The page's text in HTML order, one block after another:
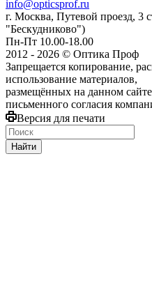
info@opticsprof.ru
г. Москва, Путевой проезд,
"Бескудниково")
Пн-Пт 10.00-18.00
2012 - 2026 © Оптика Проф
Запрещается копирование,
использование материалов,
размещённых на данном
письменного согласия
Версия для печати
Найти